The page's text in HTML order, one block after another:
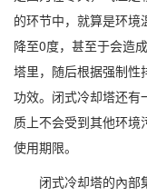
的环节中，就算是环
降至0度，甚至于会造
塔里，随后根据强制性
功效。闭式冷却塔还有
质上不会受到其他环境
使用期限。
闭式冷却塔的內部集